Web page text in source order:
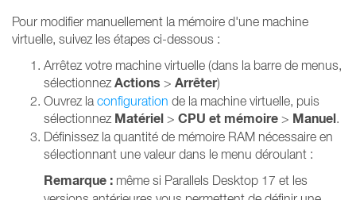
Pour modifier manuellement la mémoire d'une machine
virtuelle, suivez les étapes ci-dessous :
Arrêtez votre machine virtuelle (dans la barre de menus,
sélectionnez Actions > Arrêter)
Ouvrez la configuration de la machine virtuelle, puis
sélectionnez Matériel > CPU et mémoire > Manuel.
Définissez la quantité de mémoire RAM nécessaire en
sélectionnant une valeur dans le menu déroulant :
Remarque : même si Parallels Desktop 17 et les